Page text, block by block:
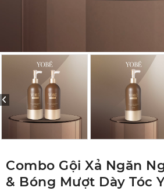
Combo Gội Xả Ngăn
& Bóng Mượt Dày Tóc